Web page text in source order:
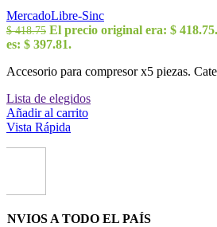
MercadoLibre-Sinc
$418.75 El precio original era: $ 418.75.
es: $ 397.81.
Accesorio para compresor x5 piezas.
Lista de elegidos
Añadir al carrito
Vista Rápida
A TODO EL PAÍS